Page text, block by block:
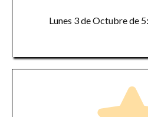
Lunes 3 de Octubre de